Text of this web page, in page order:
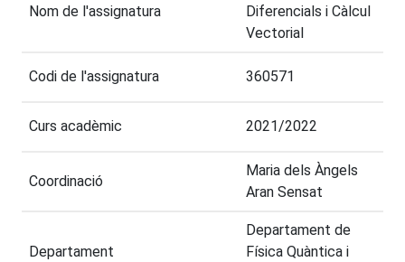
Nom de l'assignatura
Diferencials i Càlcul
Vectorial
Codi de l'assignatura 360571
Curs acadèmic 2021/2022
Coordinació
Maria dels Àngels
Aran Sensat
Departament
Departament de
Física Quàntica i